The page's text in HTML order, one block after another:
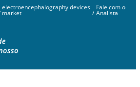
electroencephalography devices
market /
Fale com o
Analista